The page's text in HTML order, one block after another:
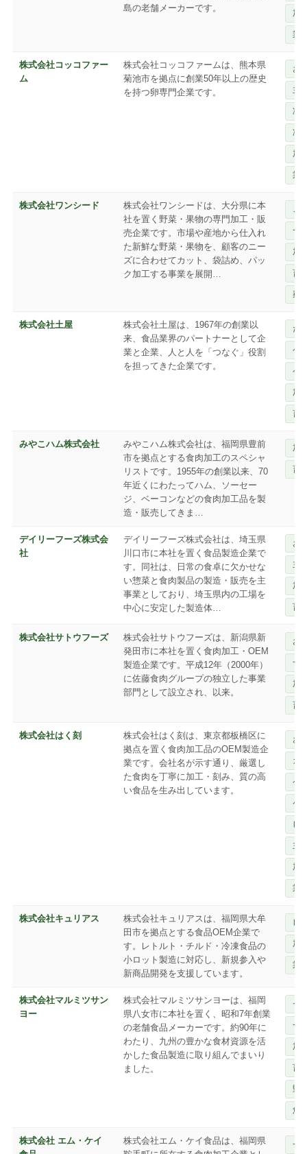
島の老舗メーカーです。
加
業
株式会社コッコファー
ム
株式会社コッコファームは、熊本県
菊池市を拠点に創業50年以上の歴史
を持つ卵専門企業です。
お
主
冷
冷
加
業
株式会社ワンシード
株式会社ワンシードは、大分県に本
社を置く野菜・果物の専門加工・販
売企業です。市場や産地から仕入れ
た新鮮な野菜・果物を、顧客のニー
ズに合わせてカット、袋詰め、パッ
ク加工する事業を展開…
一
加
畜
麺
株式会社土屋
株式会社土屋は、1967年の創業以
来、食品業界のパートナーとして企
業と企業、人と人を「つなぐ」役割
を担ってきた企業です。
だ
ペ
ペ
加
畜
みやこハム株式会社
みやこハム株式会社は、福岡県豊前
市を拠点とする食肉加工のスペシャ
リストです。1955年の創業以来、70
年近くにわたってハム、ソーセー
ジ、ベーコンなどの食肉加工品を製
造・販売してきま…
加
畜
デイリーフーズ株式会
社
デイリーフーズ株式会社は、埼玉県
川口市に本社を置く食品製造企業で
す。同社は、日常の食卓に欠かせな
い惣菜と食肉製品の製造・販売を主
事業としており、埼玉県内の工場を
中心に安定した製造体…
お
主
加
畜
株式会社サトウフーズ
株式会社サトウフーズは、新潟県新
発田市に本社を置く食肉加工・OEM
製造企業です。平成12年（2000年）
に佐藤食肉グループの独立した事業
部門として設立され、以来。
お
一
加
畜
株式会社はく刻
株式会社はく刻は、東京都板橋区に
拠点を置く食肉加工品のOEM製造企
業です。会社名が示す通り、厳選し
た食肉を丁寧に加工・刻み、質の高
い食品を生み出しています。
お
カ
ペ
ペ
レ
主
加
業
株式会社キュリアス
株式会社キュリアスは、福岡県大牟
田市を拠点とする食品OEM企業で
す。レトルト・チルド・冷凍食品の
小ロット製造に対応し、新規参入や
新商品開発を支援しています。
レ
加
業
株式会社マルミツサン
ヨー
株式会社マルミツサンヨーは、福岡
県八女市に本社を置く、昭和7年創業
の老舗食品メーカーです。約90年に
わたり、九州の豊かな食材資源を活
かした食品製造に取り組んでまいり
ました。
ゼ
一
加
畜
野
魚
株式会社 エム・ケイ
株式会社エム・ケイ食品は、福岡県
一